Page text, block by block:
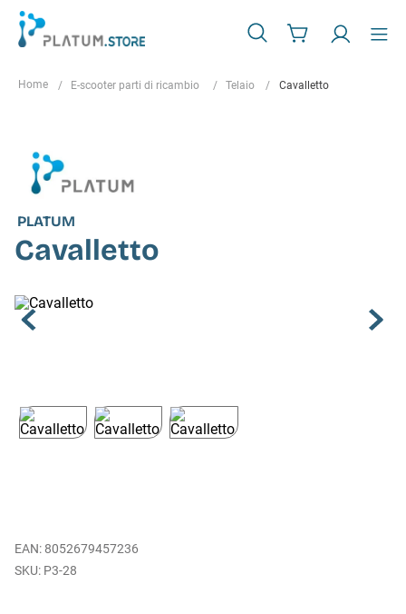
E-scooter parti di ricambio Telaio Cavalletto
PLATUM
Cavalletto
EAN: 8052679457236
P3-28